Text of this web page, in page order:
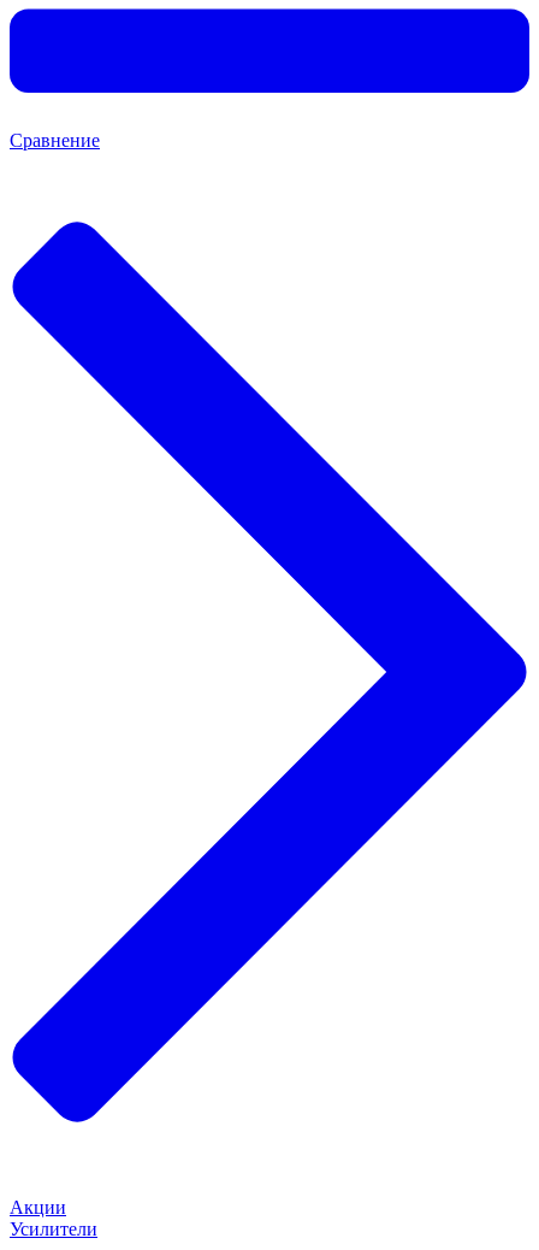
Сравнение
Акции
Усилители